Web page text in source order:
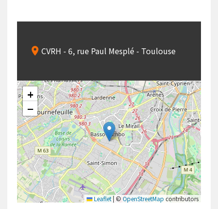
CVRH - 6, rue Paul Mesplé - Toulouse
+
−
Leaflet| ©OpenStreetMap contributors